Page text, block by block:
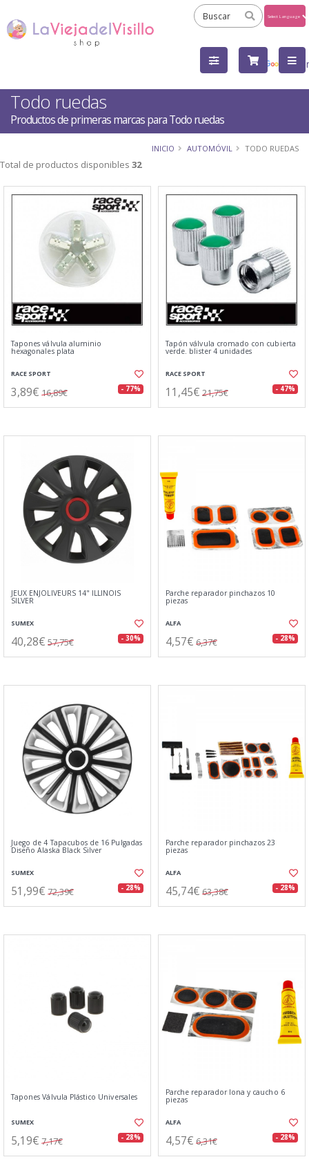
by
Todo ruedas
Productos de primeras marcas para Todo ruedas
INICIO AUTOMÓVIL TODO RUEDAS
Total de productos disponibles 32
Tapones válvula aluminio
hexagonales plata
RACE SPORT
3,89€ 16,89€ - 77%
Tapón válvula cromado con cubierta
verde. blister 4 unidades
RACE SPORT
11,45€ 21,75€ - 47%
JEUX ENJOLIVEURS 14" ILLINOIS
SILVER
SUMEX
40,28€ 57,75€ - 30%
Parche reparador pinchazos 10
piezas
ALFA
4,57€ 6,37€ - 28%
Juego de 4 Tapacubos de 16 Pulgadas
Diseño Alaska Black Silver
SUMEX
51,99€ 72,39€ - 28%
Parche reparador pinchazos 23
piezas
ALFA
45,74€ 63,38€ - 28%
Tapones Válvula Plástico Universales
SUMEX
5,19€ 7,17€ - 28%
Parche reparador lona y caucho 6
piezas
ALFA
4,57€ 6,31€ - 28%